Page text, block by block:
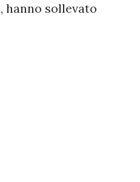
hanno sollevato